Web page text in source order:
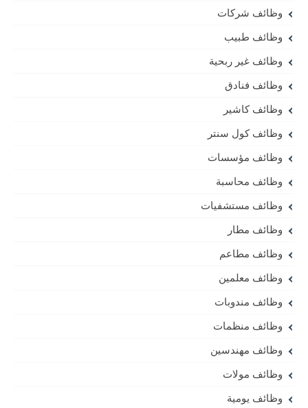
وظائف شركات
وظائف طبيب
وظائف غير ربحية
وظائف فنادق
وظائف كاشير
وظائف كول سنتر
وظائف مؤسسات
وظائف محاسبة
وظائف مستشفيات
وظائف مطار
وظائف مطاعم
وظائف معلمين
وظائف مندوبات
وظائف منظمات
وظائف مهندسين
وظائف مولات
وظائف يومية